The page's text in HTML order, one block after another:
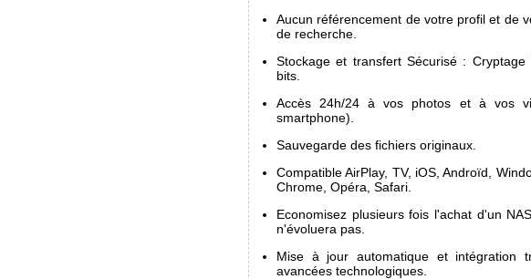
Aucun référencement de votre profil et de
de recherche.
Stockage et transfert Sécurisé :
bits.
Accès 24h/24 à vos photos et à vos
smartphone).
Sauvegarde des fichiers originaux.
Compatible AirPlay, TV, iOS, Androïd,
Chrome, Opéra, Safari.
Economisez plusieurs fois l'achat d'un
n'évoluera pas.
Mise à jour automatique et intégration
avancées technologiques.